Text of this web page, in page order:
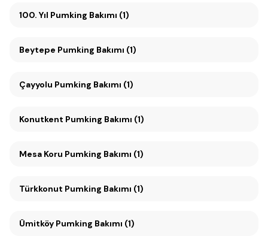
100. Yıl Pumking Bakımı (1)
Beytepe Pumking Bakımı (1)
Çayyolu Pumking Bakımı (1)
Konutkent Pumking Bakımı (1)
Mesa Koru Pumking Bakımı (1)
Türkkonut Pumking Bakımı (1)
Ümitköy Pumking Bakımı (1)